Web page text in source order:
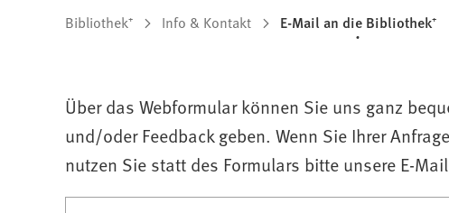
Sie
sich
hier:
Bibliothek⁺ Info & Kontakt E-Mail an die Bibliothek⁺
Über das Webformular können Sie uns ganz
und/oder Feedback geben. Wenn Sie Ihrer
nutzen Sie statt des Formulars bitte unsere E-